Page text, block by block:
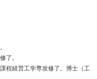
了。
程経営工学専攻修了。博士（工